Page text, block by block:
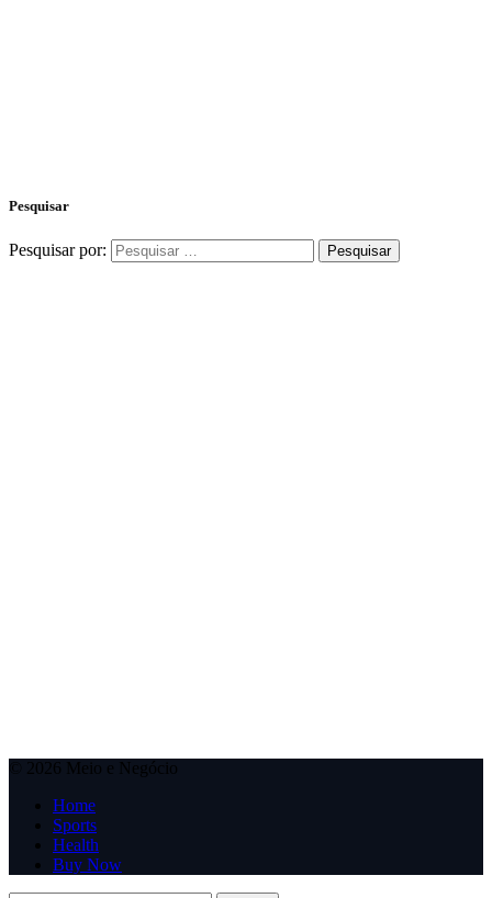
Pesquisar
Pesquisar por:
© 2026 Meio e Negócio
Home
Sports
Health
Buy Now